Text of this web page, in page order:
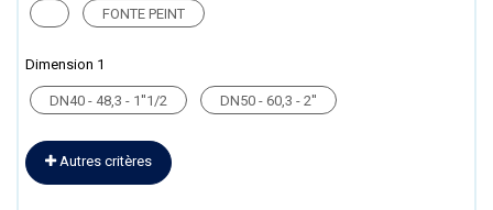
FONTE PEINT
Dimension 1
DN40 - 48,3 - 1''1/2 DN50 - 60,3 - 2''
Autres critères